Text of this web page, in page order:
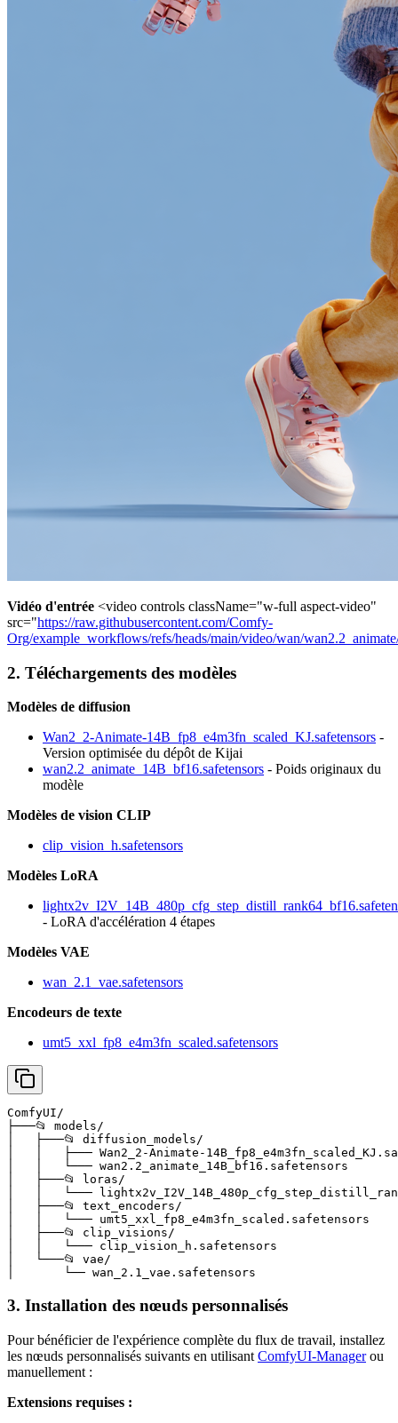
Vidéo d'entrée <video controls className="w-full aspect-video"
src="https://raw.githubusercontent.com/Comfy-
Org/example_workflows/refs/heads/main/video/wan/
2. Téléchargements des modèles
Modèles de diffusion
Wan2_2-Animate-14B_fp8_e4m3fn_scaled_KJ.safetensors -
Version optimisée du dépôt de Kijai
wan2.2_animate_14B_bf16.safetensors - Poids originaux du
modèle
Modèles de vision CLIP
clip_vision_h.safetensors
Modèles LoRA
- LoRA d'accélération 4 étapes
Modèles VAE
wan_2.1_vae.safetensors
Encodeurs de texte
umt5_xxl_fp8_e4m3fn_scaled.safetensors
ComfyUI/
├───📂 models/
│   ├───📂 diffusion_models/
│   │   ├─── Wan2_2-Animate-
│   │   └─── wan2.2_animate_14B_bf16.safetensors
│   ├───📂 loras/
│   │   └───
│   ├───📂 text_encoders/
│   │   └─── umt5_xxl_fp8_e4m3fn_scaled.safetensors
│   ├───📂 clip_visions/
│   │   └─── clip_vision_h.safetensors
│   └───📂 vae/
│       └── wan_2.1_vae.safetensors
3. Installation des nœuds personnalisés
Pour bénéficier de l'expérience complète du flux de travail, installez
les nœuds personnalisés suivants en utilisant ComfyUI-Managerou
manuellement :
Extensions requises :